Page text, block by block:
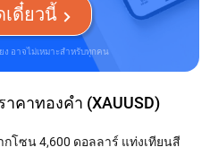
เดี๋ยวนี้
คาทองคำ (XAUUSD)
โซน 4,600 ดอลลาร์ แท่งเทียนสี